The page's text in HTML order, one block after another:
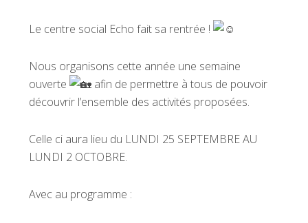
Le centre social Echo fait sa rentrée !
Nous organisons cette année une semaine
ouverte
afin de permettre à tous de pouvoir
découvrir l’ensemble des activités proposées.
Celle ci aura lieu du LUNDI 25 SEPTEMBRE AU
LUNDI 2 OCTOBRE.
Avec au programme :